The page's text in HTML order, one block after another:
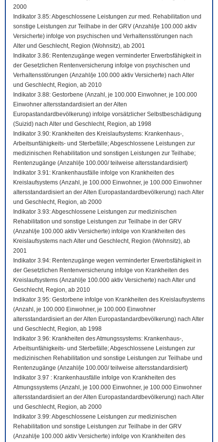
2000
Indikator 3.85: Abgeschlossene Leistungen zur med. Rehabilitation und
sonstige Leistungen zur Teilhabe in der GRV (Anzahl/je 100.000 aktiv
Versicherte) infolge von psychischen und Verhaltensstörungen nach
Alter und Geschlecht, Region (Wohnsitz), ab 2001
Indikator 3.86: Rentenzugänge wegen verminderter Erwerbsfähigkeit in
der Gesetzlichen Rentenversicherung infolge von psychischen und
Verhaltensstörungen (Anzahl/je 100.000 aktiv Versicherte) nach Alter
und Geschlecht, Region, ab 2010
Indikator 3.88: Gestorbene (Anzahl, je 100.000 Einwohner, je 100.000
Einwohner altersstandardisiert an der Alten
Europastandardbevölkerung) infolge vorsätzlicher Selbstbeschädigung
(Suizid) nach Alter und Geschlecht, Region, ab 1998
Indikator 3.90: Krankheiten des Kreislaufsystems: Krankenhaus-,
Arbeitsunfähigkeits- und Sterbefälle; Abgeschlossene Leistungen zur
medizinischen Rehabilitation und sonstigen Leistungen zur Teilhabe;
Rentenzugänge (Anzahl/je 100.000/ teilweise altersstandardisiert)
Indikator 3.91: Krankenhausfälle infolge von Krankheiten des
Kreislaufsystems (Anzahl, je 100.000 Einwohner, je 100.000 Einwohner
altersstandardisiert an der Alten Europastandardbevölkerung) nach Alter
und Geschlecht, Region, ab 2000
Indikator 3.93: Abgeschlossene Leistungen zur medizinischen
Rehabilitation und sonstige Leistungen zur Teilhabe in der GRV
(Anzahl/je 100.000 aktiv Versicherte) infolge von Krankheiten des
Kreislaufsystems nach Alter und Geschlecht, Region (Wohnsitz), ab
2001
Indikator 3.94: Rentenzugänge wegen verminderter Erwerbsfähigkeit in
der Gesetzlichen Rentenversicherung infolge von Krankheiten des
Kreislaufsystems (Anzahl/je 100.000 aktiv Versicherte) nach Alter und
Geschlecht, Region, ab 2010
Indikator 3.95: Gestorbene infolge von Krankheiten des Kreislaufsystems
(Anzahl, je 100.000 Einwohner, je 100.000 Einwohner
altersstandardisiert an der Alten Europastandardbevölkerung) nach Alter
und Geschlecht, Region, ab 1998
Indikator 3.96: Krankheiten des Atmungssystems: Krankenhaus-,
Arbeitsunfähigkeits- und Sterbefälle; Abgeschlossene Leistungen zur
medizinischen Rehabilitation und sonstige Leistungen zur Teilhabe und
Rentenzugänge (Anzahl/je 100.000/ teilweise altersstandardisiert)
Indikator 3.97 : Krankenhausfälle infolge von Krankheiten des
Atmungssystems (Anzahl, je 100.000 Einwohner, je 100.000 Einwohner
altersstandardisiert an der Alten Europastandardbevölkerung) nach Alter
und Geschlecht, Region, ab 2000
Indikator 3.99: Abgeschlossene Leistungen zur medizinischen
Rehabilitation und sonstige Leistungen zur Teilhabe in der GRV
(Anzahl/je 100.000 aktiv Versicherte) infolge von Krankheiten des